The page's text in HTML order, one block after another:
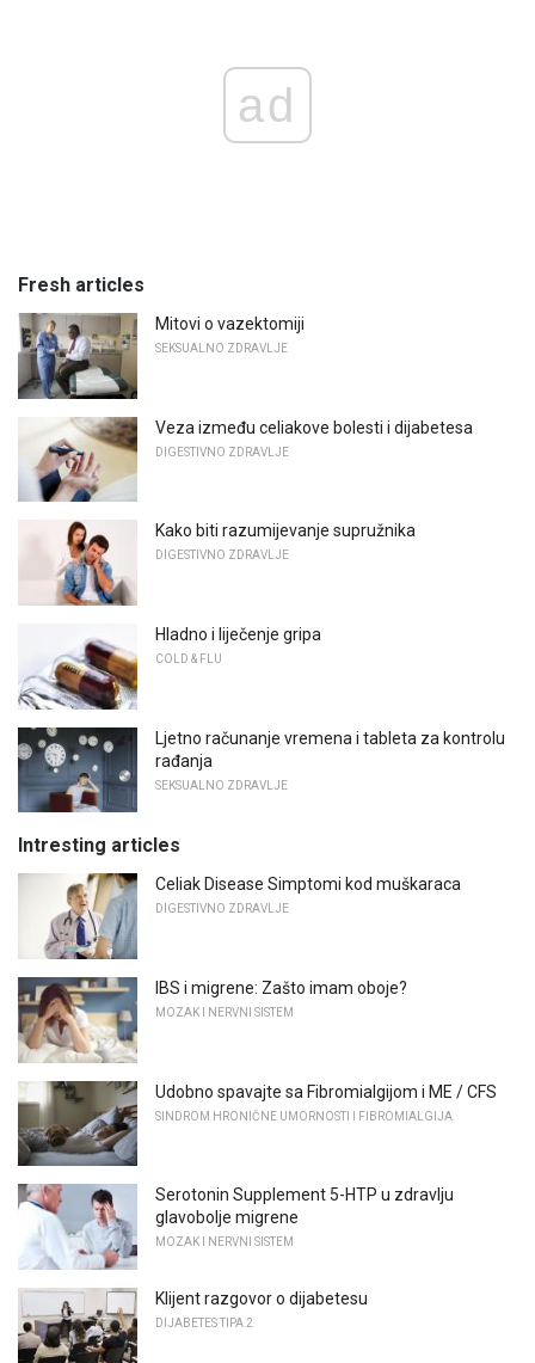
ad
Fresh articles
Mitovi o vazektomiji
SEKSUALNO ZDRAVLJE
Veza između celiakove bolesti i dijabetesa
DIGESTIVNO ZDRAVLJE
Kako biti razumijevanje supružnika
DIGESTIVNO ZDRAVLJE
Hladno i liječenje gripa
COLD & FLU
Ljetno računanje vremena i tableta za kontrolu
rađanja
SEKSUALNO ZDRAVLJE
Intresting articles
Celiak Disease Simptomi kod muškaraca
DIGESTIVNO ZDRAVLJE
IBS i migrene: Zašto imam oboje?
MOZAK I NERVNI SISTEM
Udobno spavajte sa Fibromialgijom i ME / CFS
SINDROM HRONIČNE UMORNOSTI I FIBROMIALGIJA
Serotonin Supplement 5-HTP u zdravlju
glavobolje migrene
MOZAK I NERVNI SISTEM
Klijent razgovor o dijabetesu
DIJABETES TIPA 2